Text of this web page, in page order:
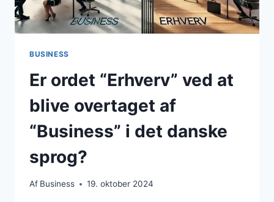
BUSINESS
Er ordet “Erhverv” ved at
blive overtaget af
“Business” i det danske
sprog?
Af Business 19. oktober 2024